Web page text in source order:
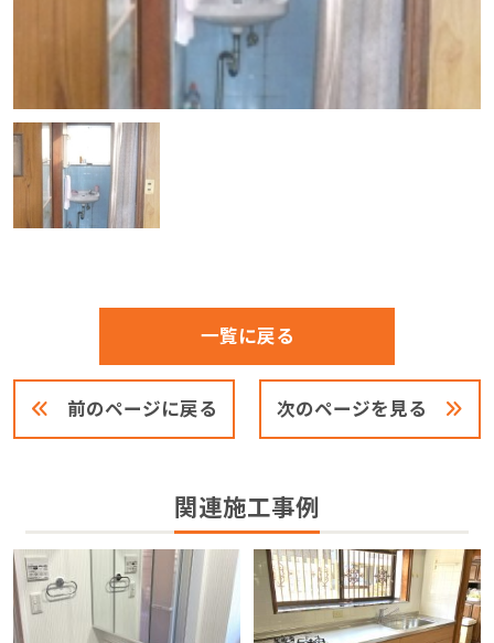
前のページに戻る
一覧に戻る
次のページを見る
関連施工事例